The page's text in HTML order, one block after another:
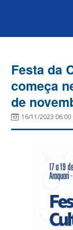
Festa da
começa
de
16/11/2023 06:00